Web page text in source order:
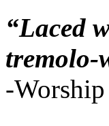
“Laced
tremolo-
-